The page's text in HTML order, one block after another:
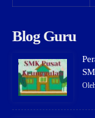
Blog Guru